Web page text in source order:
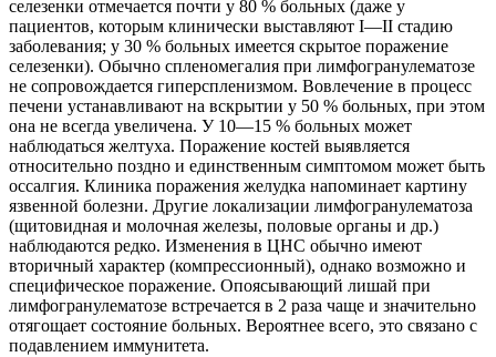
селезенки отмечается почти у 80 % больных (даже у
пациентов, которым клинически выставляют I—II стадию
заболевания; у 30 % больных имеется скрытое поражение
селезенки). Обычно спленомегалия при лимфогранулематозе
не сопровождается гиперспленизмом. Вовлечение в процесс
печени устанавливают на вскрытии у 50 % больных, при этом
она не всегда увеличена. У 10—15 % больных может
наблюдаться желтуха. Поражение костей выявляется
относительно поздно и единственным симптомом может быть
оссалгия. Клиника поражения желудка напоминает картину
язвенной болезни. Другие локализации лимфогранулематоза
(щитовидная и молочная железы, половые органы и др.)
наблюдаются редко. Изменения в ЦНС обычно имеют
вторичный характер (компрессионный), однако возможно и
специфическое поражение. Опоясывающий лишай при
лимфогранулематозе встречается в 2 раза чаще и значительно
отягощает состояние больных. Вероятнее всего, это связано с
подавлением иммунитета.